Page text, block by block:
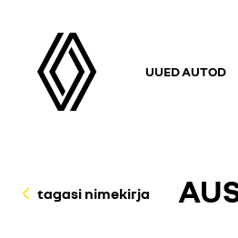
UUED AUTOD
tagasi nimekirja